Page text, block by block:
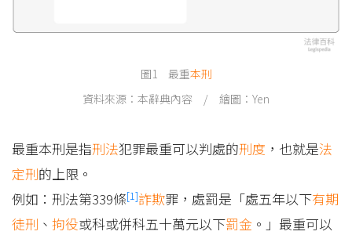
圖1 最重本刑
資料來源：本辭典內容 / 繪圖：Yen
最重本刑是指刑法犯罪最重可以判處的刑度 ，也就是法
定刑的上限。
例如：刑法第339條[1]詐欺罪，處罰是「處五年以下有期
徒刑 、 拘役或科或併科五十萬元以下罰金 。」最重可以